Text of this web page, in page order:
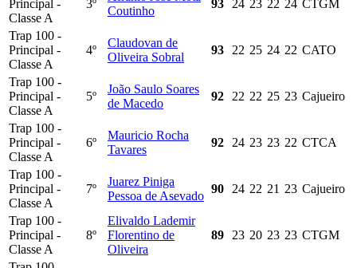
Principal -
Classe A
3º
Coutinho
93 24 23 22 24 CTGM
Trap 100 -
Principal -
Classe A
4º
Claudovan de
Oliveira Sobral
93 22 25 24 22 CATO
Trap 100 -
Principal -
Classe A
5º
João Saulo Soares
de Macedo
92 22 22 25 23 Cajueiro
Trap 100 -
Principal -
Classe A
6º
Mauricio Rocha
Tavares
92 24 23 23 22 CTCA
Trap 100 -
Principal -
Classe A
7º
Juarez Piniga
Pessoa de Asevado
90 24 22 21 23 Cajueiro
Trap 100 -
Principal -
Classe A
8º
Elivaldo Lademir
Florentino de
Oliveira
89 23 20 23 23 CTGM